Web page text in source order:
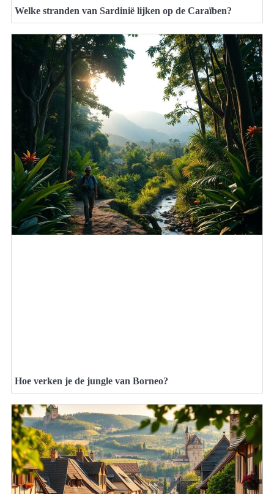
Welke stranden van Sardinië lijken op de Caraïben?
Hoe verken je de jungle van Borneo?